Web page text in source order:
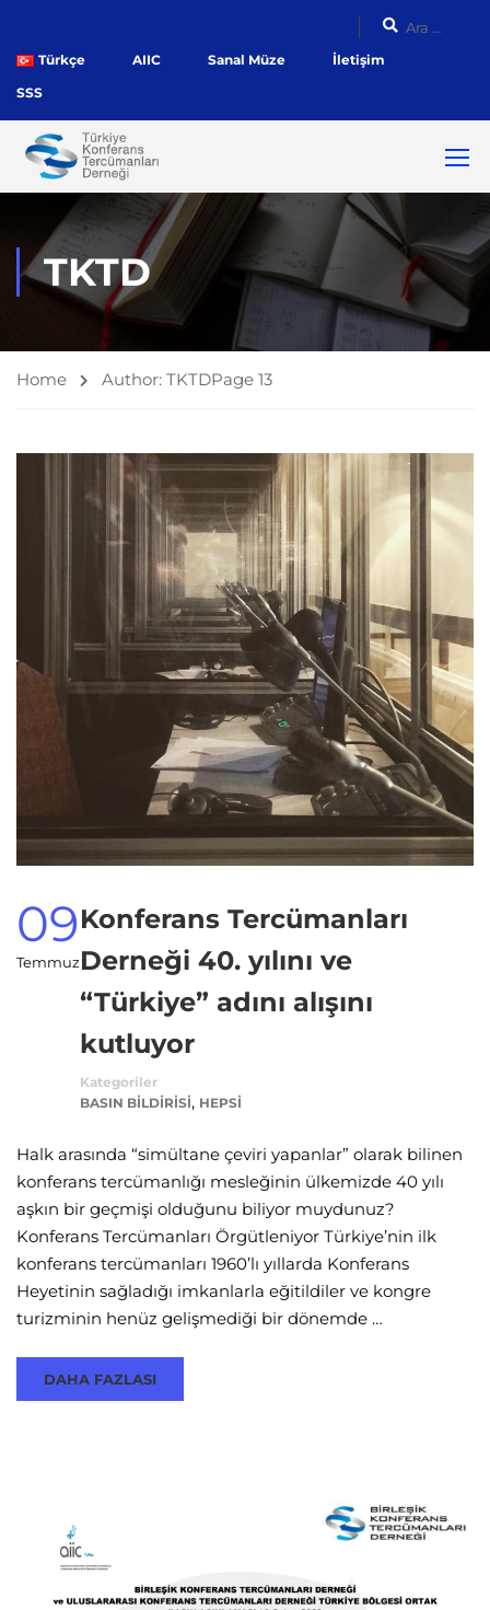
Türkçe AIIC Sanal Müze
İletişim
SSS
TKTD
Home Author: TKTDPage 13
09
Temmuz
Konferans Tercümanları
Derneği 40. yılını ve
“Türkiye” adını alışını
kutluyor
Kategoriler
BASIN BILDIRISI, HEPSI
Halk arasında “simültane çeviri yapanlar” olarak bilinen
konferans tercümanlığı mesleğinin ülkemizde 40 yılı
aşkın bir geçmişi olduğunu biliyor muydunuz?
Konferans Tercümanları Örgütleniyor Türkiye’nin ilk
konferans tercümanları 1960’lı yıllarda Konferans
Heyetinin sağladığı imkanlarla eğitildiler ve kongre
turizminin henüz gelişmediği bir dönemde …
DAHA FAZLASI